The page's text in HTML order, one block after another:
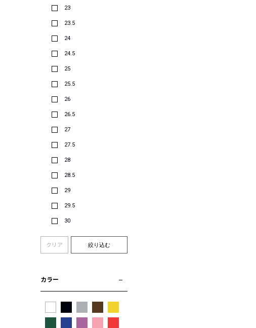
23
23.5
24
24.5
25
25.5
26
26.5
27
27.5
28
28.5
29
29.5
30
クリア 絞り込む
カラー